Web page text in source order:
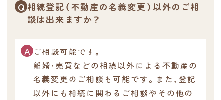
相続登記（不動産の名義変更）以外のご相
談は出来ますか？
ご相談可能です。
離婚・売買などの相続以外による不動産の
名義変更のご相談も可能です。また、登記
以外にも相続に関わるご相談やその他の